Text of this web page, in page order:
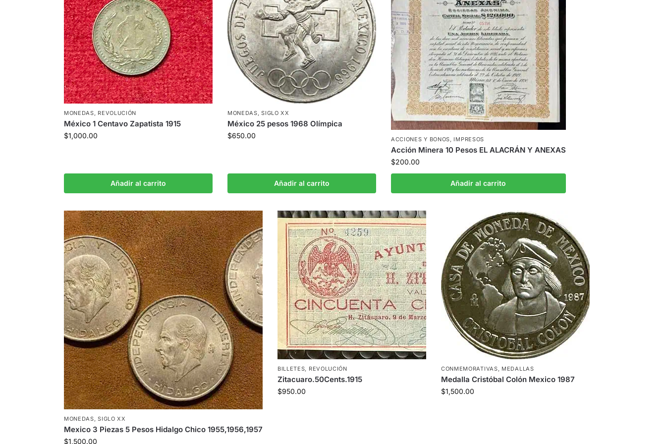
MONEDAS REVOLUCIÓN
México 1 Centavo Zapatista 1915
$1,000.00
Añadir al carrito
MONEDAS ,SIGLO XX
México 25 pesos 1968 Olímpica
$650.00
Añadir al carrito
ACCIONES Y BONOS IMPRESOS
Acción Minera 10 Pesos EL ALACRÁN Y ANEXAS
$200.00
Añadir al carrito
MONEDAS ,SIGLO XX
Mexico 3 Piezas 5 Pesos Hidalgo Chico 1955,1956,1957
$1,500.00
BILLETES REVOLUCIÓN
Zitacuaro.50Cents.1915
$950.00
CONMEMORATIVAS MEDALLAS
Medalla Cristóbal Colón Mexico 1987
$1,500.00